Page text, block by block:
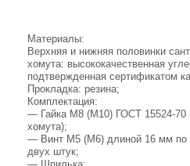
Материалы:
Верхняя и нижняя половинки
хомута: высококачественная
подтвержденная сертификатом
Прокладка: резина;
Комплектация:
— Гайка М8 (М10) ГОСТ 15524-70
хомута);
— Винт М5 (М6) длиной 16 мм по
двух штук;